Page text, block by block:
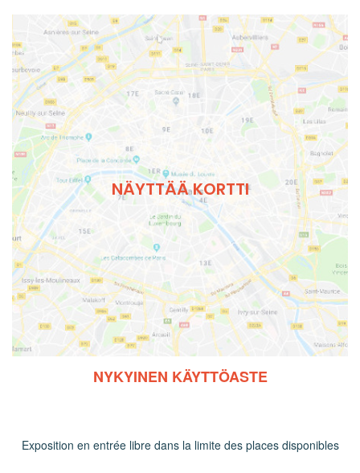
NÄYTTÄÄ KORTTI
NYKYINEN KÄYTTÖASTE
Exposition en entrée libre dans la limite des places disponibles